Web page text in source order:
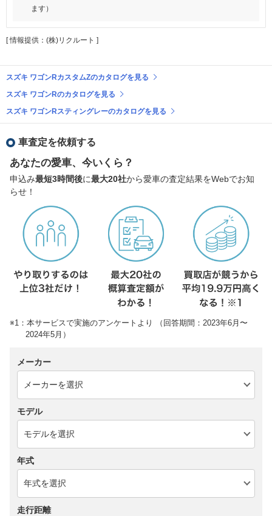
ます）
[ 情報提供：(株)リクルート ]
スズキ ワゴンRカスタムZのカタログを見る
スズキ ワゴンRのカタログを見る
スズキ ワゴンRスティングレーのカタログを見る
車査定を依頼する
あなたの愛車、今いくら？
申込み最短3時間後に最大20社から愛車の査定結果をWebでお知
らせ！
※1：本サービスで実施のアンケートより （回答期間：2023年6月〜
2024年5月）
メーカー
モデル
年式
走行距離